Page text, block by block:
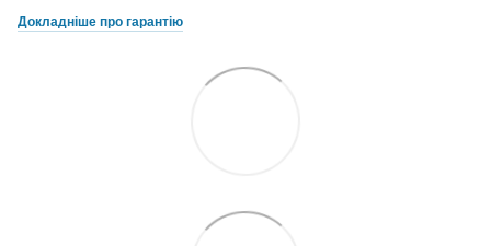
Докладніше про гарантію